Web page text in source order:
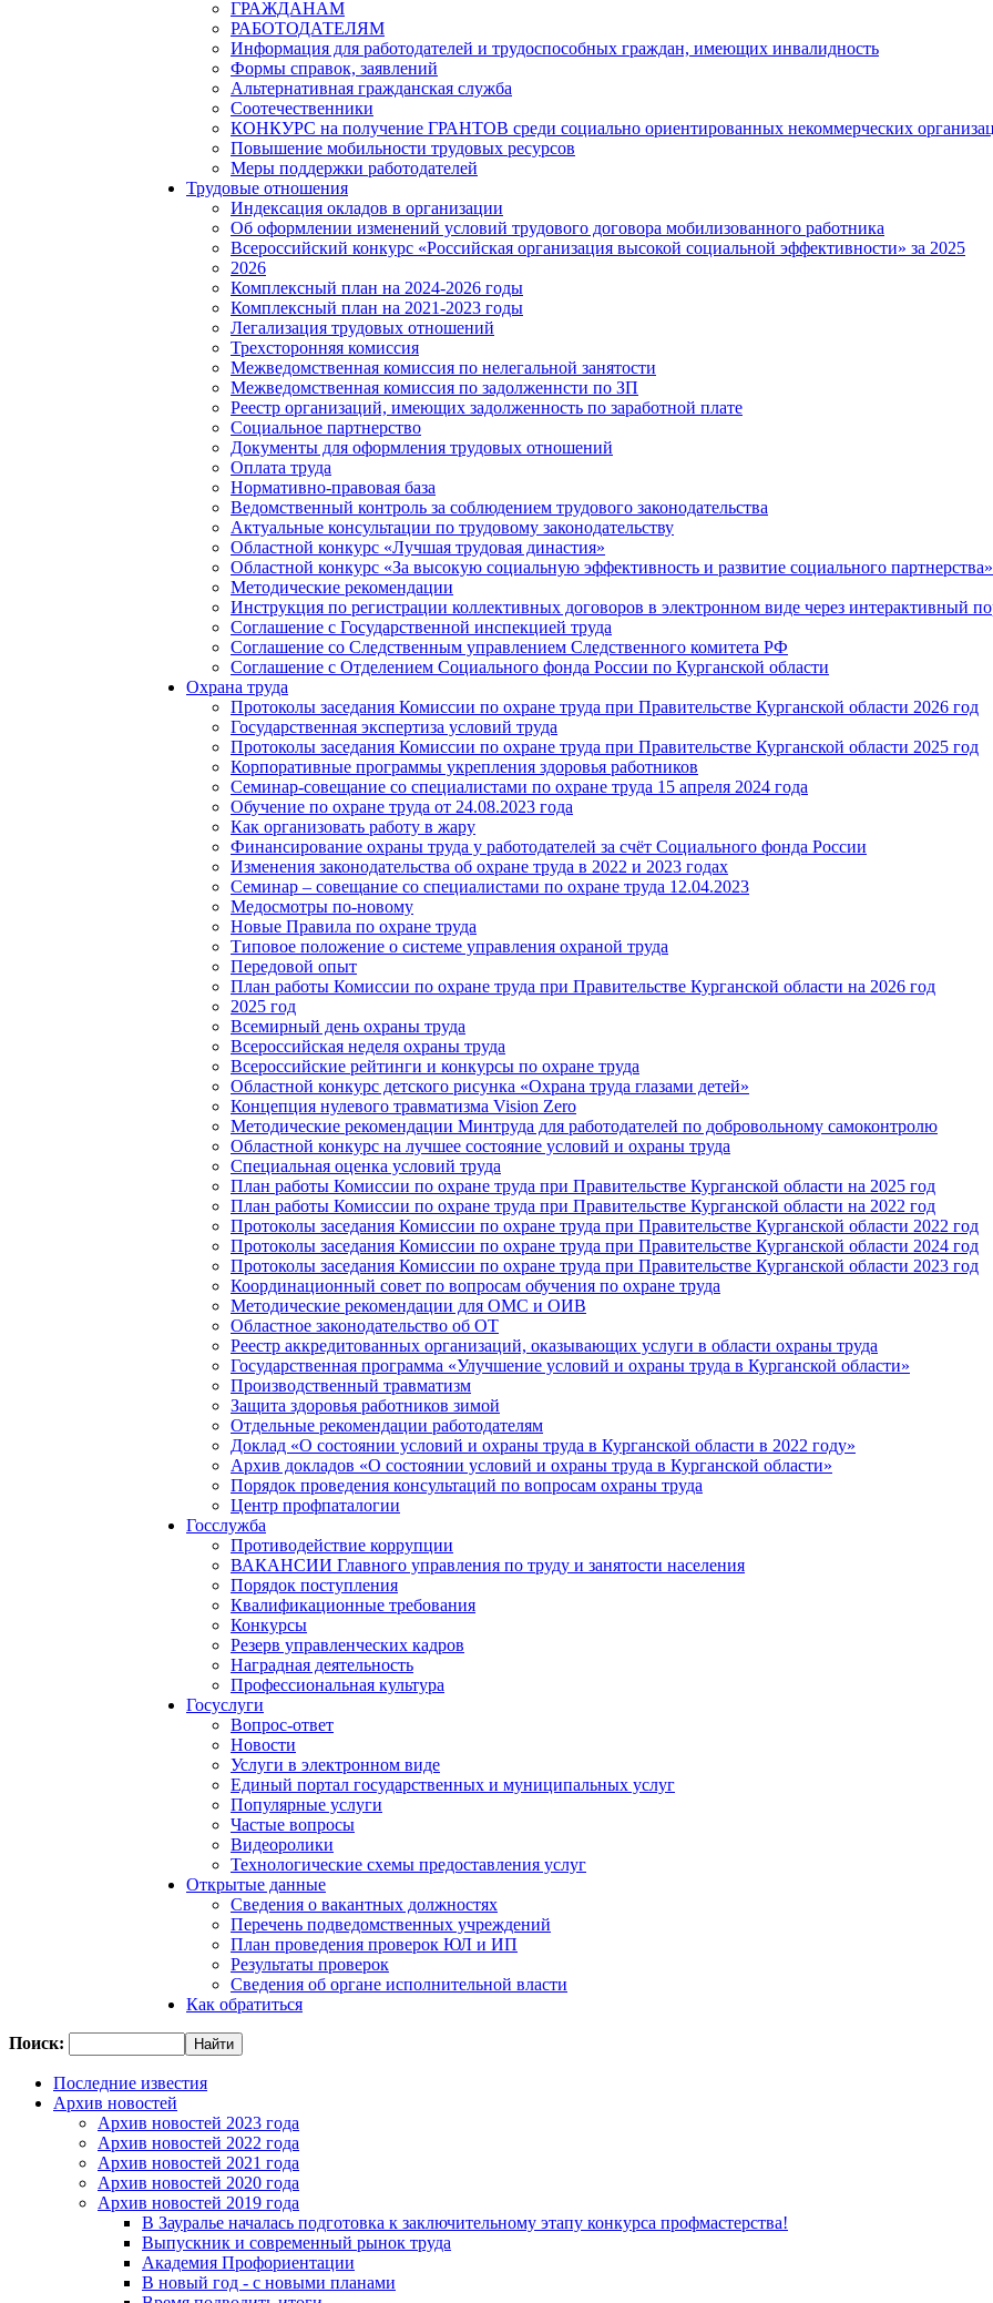
ГРАЖДАНАМ
РАБОТОДАТЕЛЯМ
Информация для работодателей и трудоспособных граждан, имеющих инвалидность
Формы справок, заявлений
Альтернативная гражданская служба
Соотечественники
КОНКУРС на получение ГРАНТОВ среди социально ориентированных некоммерческих
Повышение мобильности трудовых ресурсов
Меры поддержки работодателей
Трудовые отношения
Индексация окладов в организации
Об оформлении изменений условий трудового договора мобилизованного работника
Всероссийский конкурс «Российская организация высокой социальной эффективности» за 2025
2026
Комплексный план на 2024-2026 годы
Комплексный план на 2021-2023 годы
Легализация трудовых отношений
Трехсторонняя комиссия
Межведомственная комиссия по нелегальной занятости
Межведомственная комиссия по задолженнсти по ЗП
Реестр организаций, имеющих задолженность по заработной плате
Социальное партнерство
Документы для оформления трудовых отношений
Оплата труда
Нормативно-правовая база
Ведомственный контроль за соблюдением трудового законодательства
Актуальные консультации по трудовому законодательству
Областной конкурс «Лучшая трудовая династия»
Областной конкурс «За высокую социальную эффективность и развитие социального партнерства»
Методические рекомендации
Инструкция по регистрации коллективных договоров в электронном виде через интерактивный
Соглашение с Государственной инспекцией труда
Соглашение со Следственным управлением Следственного комитета РФ
Соглашение с Отделением Социального фонда России по Курганской области
Охрана труда
Протоколы заседания Комиссии по охране труда при Правительстве Курганской области 2026 год
Государственная экспертиза условий труда
Протоколы заседания Комиссии по охране труда при Правительстве Курганской области 2025 год
Корпоративные программы укрепления здоровья работников
Семинар-совещание со специалистами по охране труда 15 апреля 2024 года
Обучение по охране труда от 24.08.2023 года
Как организовать работу в жару
Финансирование охраны труда у работодателей за счёт Социального фонда России
Изменения законодательства об охране труда в 2022 и 2023 годах
Семинар – совещание со специалистами по охране труда 12.04.2023
Медосмотры по-новому
Новые Правила по охране труда
Типовое положение о системе управления охраной труда
Передовой опыт
План работы Комиссии по охране труда при Правительстве Курганской области на 2026 год
2025 год
Всемирный день охраны труда
Всероссийская неделя охраны труда
Всероссийские рейтинги и конкурсы по охране труда
Областной конкурс детского рисунка «Охрана труда глазами детей»
Концепция нулевого травматизма Vision Zero
Методические рекомендации Минтруда для работодателей по добровольному самоконтролю
Областной конкурс на лучшее состояние условий и охраны труда
Специальная оценка условий труда
План работы Комиссии по охране труда при Правительстве Курганской области на 2025 год
План работы Комиссии по охране труда при Правительстве Курганской области на 2022 год
Протоколы заседания Комиссии по охране труда при Правительстве Курганской области 2022 год
Протоколы заседания Комиссии по охране труда при Правительстве Курганской области 2024 год
Протоколы заседания Комиссии по охране труда при Правительстве Курганской области 2023 год
Координационный совет по вопросам обучения по охране труда
Методические рекомендации для ОМС и ОИВ
Областное законодательство об ОТ
Реестр аккредитованных организаций, оказывающих услуги в области охраны труда
Государственная программа «Улучшение условий и охраны труда в Курганской области»
Производственный травматизм
Защита здоровья работников зимой
Отдельные рекомендации работодателям
Доклад «О состоянии условий и охраны труда в Курганской области в 2022 году»
Архив докладов «О состоянии условий и охраны труда в Курганской области»
Порядок проведения консультаций по вопросам охраны труда
Центр профпаталогии
Госслужба
Противодействие коррупции
ВАКАНСИИ Главного управления по труду и занятости населения
Порядок поступления
Квалификационные требования
Конкурсы
Резерв управленческих кадров
Наградная деятельность
Профессиональная культура
Госуслуги
Вопрос-ответ
Новости
Услуги в электронном виде
Единый портал государственных и муниципальных услуг
Популярные услуги
Частые вопросы
Видеоролики
Технологические схемы предоставления услуг
Открытые данные
Сведения о вакантных должностях
Перечень подведомственных учреждений
План проведения проверок ЮЛ и ИП
Результаты проверок
Сведения об органе исполнительной власти
Как обратиться
Поиск:
Последние известия
Архив новостей
Архив новостей 2023 года
Архив новостей 2022 года
Архив новостей 2021 года
Архив новостей 2020 года
Архив новостей 2019 года
В Зауралье началась подготовка к заключительному этапу конкурса профмастерства!
Выпускник и современный рынок труда
Академия Профориентации
В новый год - с новыми планами